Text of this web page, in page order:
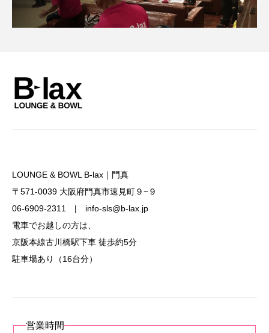
LOUNGE & BOWL B-lax｜門真
〒571-0039 大阪府門真市速見町９−９
06-6909-2311 | info-sls@b-lax.jp
電車でお越しの方は、
京阪本線古川橋駅下車 徒歩約5分
駐車場あり（16台分）
営業時間